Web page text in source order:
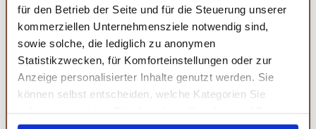
für den Betrieb der Seite und für die Steuerung unserer
kommerziellen Unternehmensziele notwendig sind,
sowie solche, die lediglich zu anonymen
Statistikzwecken, für Komforteinstellungen oder zur
Anzeige personalisierter Inhalte genutzt werden. Sie
können selbst entscheiden, welche Kategorien Sie
unerwarteten,feinwürzigen Aromabegeistern. Nur in dem
berühmten Vanillerostbraten, einem Klassiker der
österreichischen und speziell der Wiener Küche, hat unser
Vanillezucker nichts zu suchen. Entgegen dem Namen wird der
Braten nicht mit Vanille, sondern mit Knoblauch zubereitet.
Dieser wurde aufgrund der hohen Preise für die aromatischen